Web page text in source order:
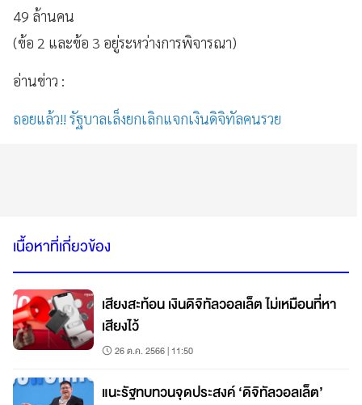
49 ล้านคน
(ข้อ 2 และข้อ 3 อยู่ระหว่างการพิจารณา)
อ่านข่าว :
ถอยแล้ว!! รัฐบาลเล็งยกเลิกแจกเงินดิจิทัลคนรวย
เนื้อหาที่เกี่ยวข้อง
เสียงสะท้อน เงินดิจิทัลวอลเล็ต ไม่เหมือนที่หา
เสียงไว้
26 ต.ค. 2566 | 11:50
แนะรัฐทบทวนจุดประสงค์ ‘ดิจิทัลวอลเล็ต’